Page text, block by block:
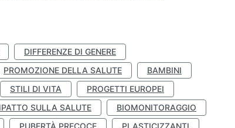
DIFFERENZE DI GENERE
PROMOZIONE DELLA SALUTE
BAMBINI
STILI DI VITA
PROGETTI EUROPEI
SULLA SALUTE
BIOMONITORAGGIO
PUBERTÀ PRECOCE
PLASTICIZZANTI